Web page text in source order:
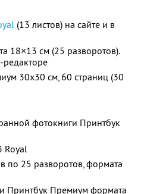
(13 листов) на сайте и в
18×13 см (25 разворотов).
редакторе
30х30 см, 60 страниц (30
фотокниги Принтбук
Royal
по 25 разворотов, формата
Принтбук Премиум формата